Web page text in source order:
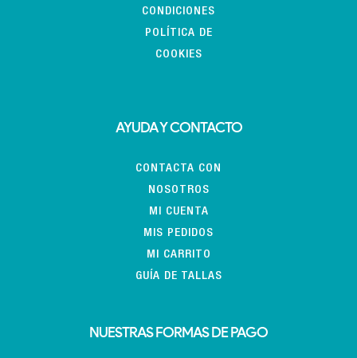
CONDICIONES
POLÍTICA DE
COOKIES
AYUDA Y CONTACTO
CONTACTA CON
NOSOTROS
MI CUENTA
MIS PEDIDOS
MI CARRITO
GUÍA DE TALLAS
NUESTRAS FORMAS DE PAGO